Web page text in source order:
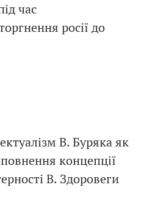
час
росії до
В. Буряка як
концепції
В. Здоровеги